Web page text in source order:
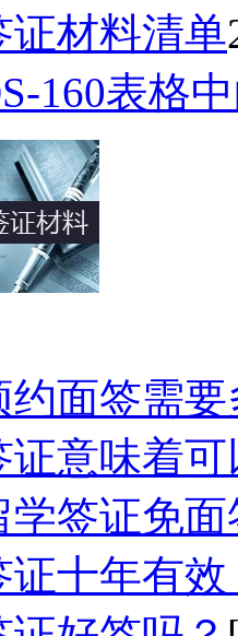
证材料清单
160表格中
约面签需
证意味着
学签证免
证十年有